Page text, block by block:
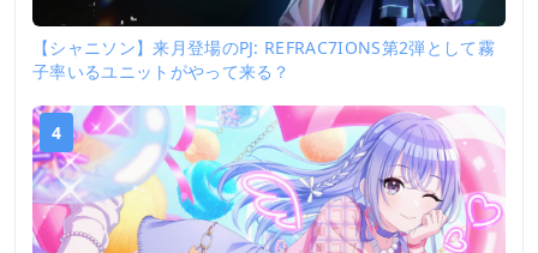
【シャニソン】来月登場のPJ: REFRAC7IONS第2弾として霧
子率いるユニットがやって来る？
4